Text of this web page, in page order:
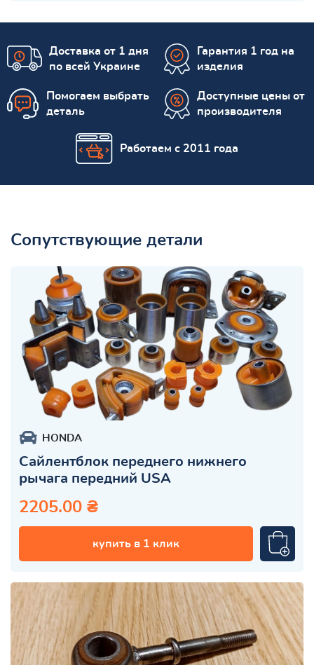
Доставка от 1 дня
по всей Украине
Гарантия 1 год на
изделия
Помогаем выбрать
деталь
Доступные цены от
производителя
Работаем с 2011 года
Сопутствующие детали
HONDA
Сайлентблок переднего нижнего
рычага передний USA
2205.00 ₴
купить в 1 клик